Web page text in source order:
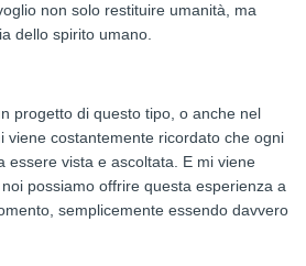
non solo restituire umanità, ma
dello spirito umano.
progetto di questo tipo, o anche nel
viene costantemente ricordato che ogni
essere vista e ascoltata. E mi viene
possiamo offrire questa esperienza a
semplicemente essendo davvero